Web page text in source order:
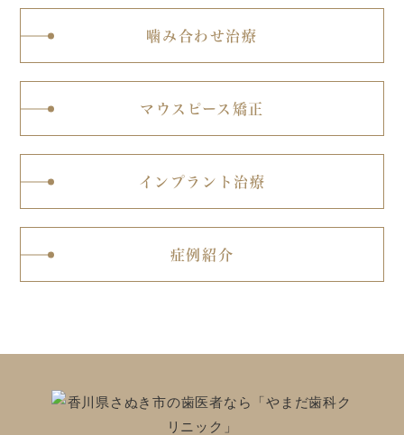
噛み合わせ治療
マウスピース矯正
インプラント治療
症例紹介